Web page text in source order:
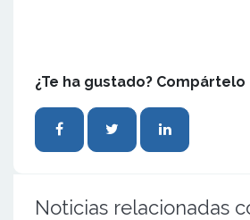
¿Te ha gustado? Compártelo
Noticias relacionadas